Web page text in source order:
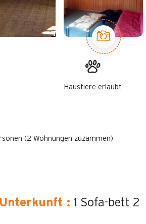
Haustiere erlaubt
(2 Wohnungen zuzammen)
: 1 Sofa-bett 2